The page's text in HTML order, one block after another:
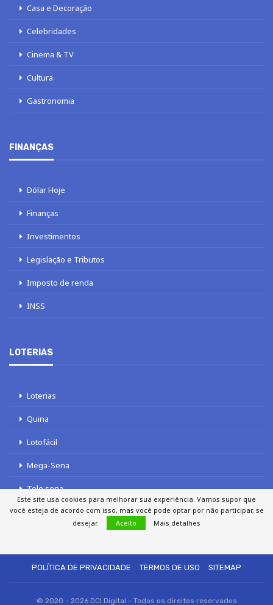
Casa e Decoração
Celebridades
Cinema & TV
Cultura
Gastronomia
FINANÇAS
Dólar Hoje
Finanças
Investimentos
Legislação e Tributos
Imposto de renda
INSS
LOTERIAS
Loterias
Quina
Lotofácil
Mega-Sena
Tele sena
POLÍTICA DE PRIVACIDADE
TERMOS DE USO SITEMAP
© 2020 - 2026 DCI Digital - Todos os direitos reservados
Este site usa cookies para melhorar sua experiência. Vamos supor que
você esteja de acordo com isso, mas você pode optar por não participar, se
desejar.
Aceito Mais detalhes